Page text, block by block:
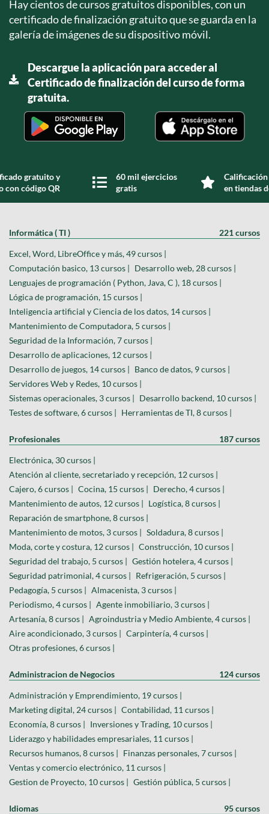
Hay cientos de cursos gratuitos disponibles, con un
certificado de finalización gratuito que se guarda en la
galería de imágenes de su dispositivo móvil.
Descargue la aplicación para acceder al
Certificado de finalización del curso de forma
gratuita.
gratuito y
con código QR
60 mil ejercicios
gratis
en tiendas
Informática ( TI ) 221 cursos
Excel, Word, LibreOffice y más, 49 cursos |
Computación basico, 13 cursos | Desarrollo web, 28 cursos |
Lenguajes de programación ( Python, Java, C ), 18 cursos |
Lógica de programación, 15 cursos |
Inteligencia artificial y Ciencia de los datos, 14 cursos |
Mantenimiento de Computadora, 5 cursos |
Seguridad de la Información, 7 cursos |
Desarrollo de aplicaciones, 12 cursos |
Desarrollo de juegos, 14 cursos | Banco de datos, 9 cursos |
Servidores Web y Redes, 10 cursos |
Sistemas operacionales, 3 cursos | Desarrollo backend, 10 cursos |
Testes de software, 6 cursos | Herramientas de TI, 8 cursos |
Profesionales 187 cursos
Electrónica, 30 cursos |
Atención al cliente, secretariado y recepción, 12 cursos |
Cajero, 6 cursos | Cocina, 15 cursos | Derecho, 4 cursos |
Mantenimiento de autos, 12 cursos | Logística, 8 cursos |
Reparación de smartphone, 8 cursos |
Mantenimiento de motos, 3 cursos | Soldadura, 8 cursos |
Moda, corte y costura, 12 cursos | Construcción, 10 cursos |
Seguridad del trabajo, 5 cursos | Gestión hotelera, 4 cursos |
Seguridad patrimonial, 4 cursos | Refrigeración, 5 cursos |
Pedagogía, 5 cursos | Almacenista, 3 cursos |
Periodismo, 4 cursos | Agente inmobiliario, 3 cursos |
Artesanía, 8 cursos | Agroindustria y Medio Ambiente, 4 cursos |
Aire acondicionado, 3 cursos | Carpintería, 4 cursos |
Otras profesiones, 6 cursos |
Administracion de Negocios 124 cursos
Administración y Emprendimiento, 19 cursos |
Marketing digital, 24 cursos | Contabilidad, 11 cursos |
Economía, 8 cursos | Inversiones y Trading, 10 cursos |
Liderazgo y habilidades empresariales, 11 cursos |
Recursos humanos, 8 cursos | Finanzas personales, 7 cursos |
Ventas y comercio electrónico, 11 cursos |
Gestion de Proyecto, 10 cursos | Gestión pública, 5 cursos |
Idiomas 95 cursos